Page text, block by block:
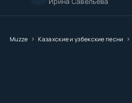
Muzze Казахские и узбекские песни